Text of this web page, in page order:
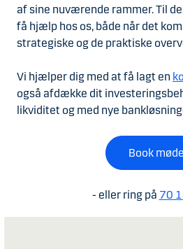
af sine nuværende rammer. Til
få hjælp hos os, både når det
strategiske og de praktiske
Vi hjælper dig med at få lagt en
også afdække dit
likviditet og med nye
Book møde
- eller ring på 70